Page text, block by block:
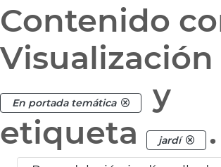
Contenido
Visualización
En portada temática
y
etiqueta
jardí .